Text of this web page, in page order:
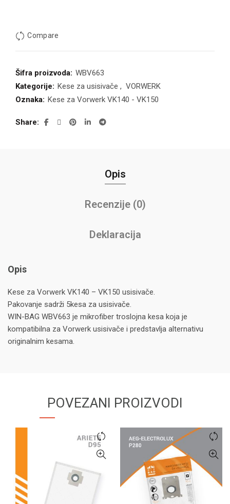
Compare
Šifra proizvoda: WBV663
Kategorije: Kese za usisivače , VORWERK
Oznaka: Kese za Vorwerk VK140 - VK150
Share
Opis
Recenzije (0)
Deklaracija
Opis
Kese za Vorwerk VK140 – VK150 usisivače.
Pakovanje sadrži 5kesa za usisivače.
WIN-BAG WBV663 je mikrofiber troslojna kesa koja je
kompatibilna za Vorwerk usisivače i predstavlja alternativu
originalnim kesama.
POVEZANI PROIZVODI